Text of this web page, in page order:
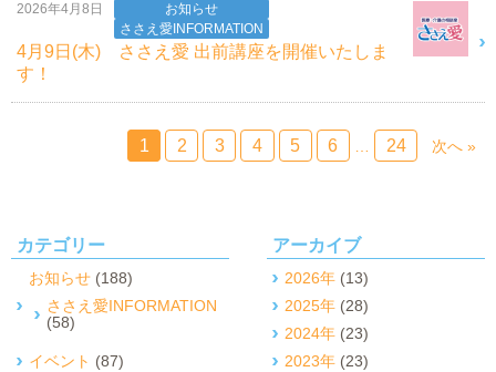
2026年4月8日
お知らせ
ささえ愛INFORMATION
4月9日(木) ささえ愛 出前講座を開催いたしま
す！
1 2 3 4 5 6 … 24 次へ »
カテゴリー
お知らせ (188)
ささえ愛INFORMATION
(58)
イベント (87)
アーカイブ
2026年 (13)
2025年 (28)
2024年 (23)
2023年 (23)